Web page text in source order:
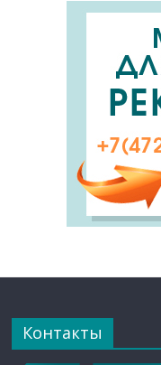
Контакты